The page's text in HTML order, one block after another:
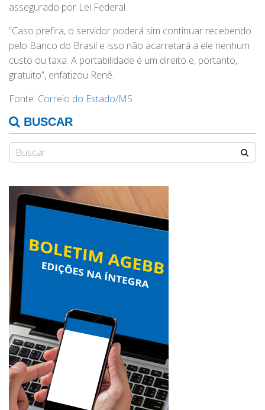
assegurado por Lei Federal.
“Caso prefira, o servidor poderá sim continuar recebendo
pelo Banco do Brasil e isso não acarretará a ele nenhum
custo ou taxa. A portabilidade é um direito e, portanto,
gratuito”, enfatizou Renê.
Fonte: Correio do Estado/MS
BUSCAR